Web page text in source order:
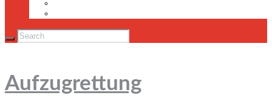
Aufzugrettung